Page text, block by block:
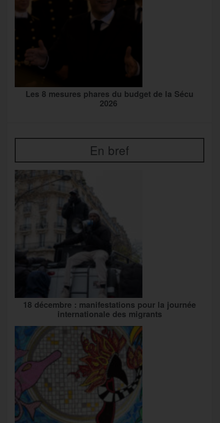
Les 8 mesures phares du budget de la Sécu
2026
En bref
18 décembre : manifestations pour la journée
internationale des migrants